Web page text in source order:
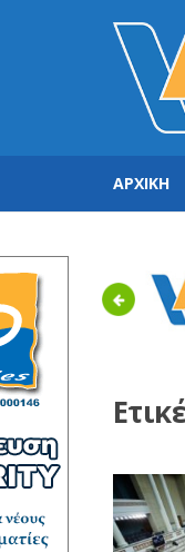
ΑΡΧΙΚΗ
Previous